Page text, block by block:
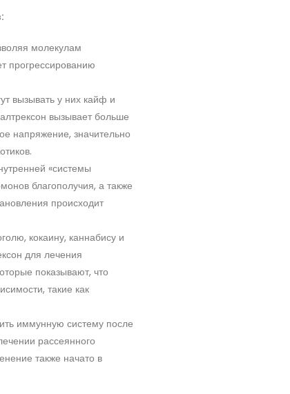
молекулам
прогрессированию
вызывать у них кайф и
вызывает больше
напряжение, значительно
«системы
благополучия, а также
происходит
кокаину, каннабису и
для лечения
показывают, что
такие как
иммунную систему после
рассеянного
также начато в